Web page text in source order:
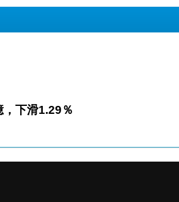
爐 營業總額1054億，下滑1.29％